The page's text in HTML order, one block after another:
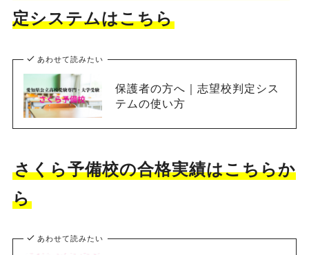
定システムはこちら
あわせて読みたい
保護者の方へ｜志望校判定シス
テムの使い方
さくら予備校の合格実績はこちらか
ら
あわせて読みたい